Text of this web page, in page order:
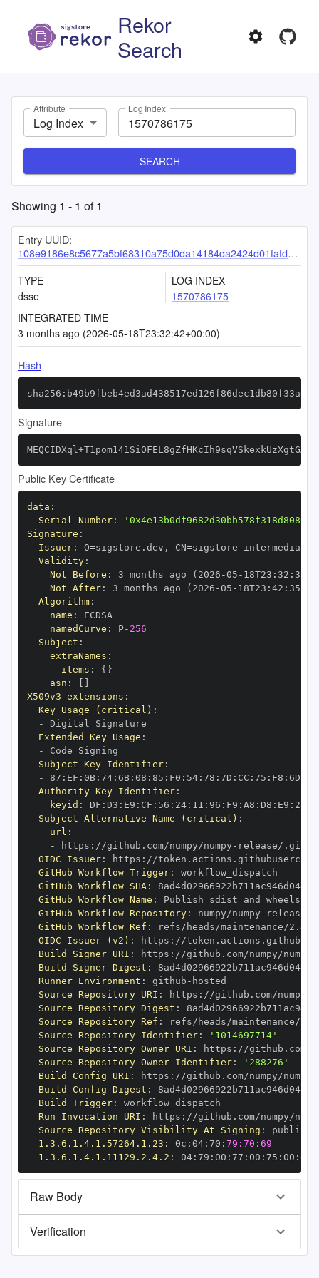
Rekor
Search
Attribute
Log Index
Log Index
SEARCH
Showing 1 - 1 of1
Entry UUID:
108e9186e8c5677a5bf68310a75d0da14184da2424d01fafda6e9b57c2aaa2b76b69d43429b907d8
TYPE
dsse
LOG INDEX
1570786175
INTEGRATED TIME
3 months ago (2026-05-18T23:32:42+00:00)
Hash
Signature
Public Key Certificate
data :
Serial Number:
Signature :
Issuer: O=sigstore.dev , CN=sigstore -
Validity:
Not Before : 3 months ago (2026 -05 - 18T23 : 32 :
Not After: 3 months ago (2026 -05 - 18T23 : 42 : 35+00
Algorithm:
name :
namedCurve : P- 256
Subject :
extraNames :
items : { }
asn :
X509v3 extensions :
Key Usage (critical) :
-
Extended Key Usage :
-
Subject Key Identifier:
-
87 : EF : 0B: 74: 6B: 08 : 85 : F0 : 54: 78 : 7D : CC : 75 : F8 : 6D
Authority Key Identifier:
keyid : DF : D3 : E9 : CF : 56 : 24: 11 : 96 : F9 : A8 : D8 : E9 : 28
Subject Alternative Name (critical) :
url :
-
https : //github.com/numpy/numpy -
OIDC Issuer: https :
GitHub Workflow Trigger:
GitHub Workflow SHA:
GitHub Workflow Name :
GitHub Workflow Repository: numpy/numpy -
GitHub Workflow Ref :
OIDC Issuer (v2) : https :
Build Signer URI : https : //github.com/numpy/numpy
Build Signer Digest :
Runner Environment : github -
Source Repository URI : https : //github.com/numpy/
Source Repository Digest :
Source Repository Ref :
Source Repository Identifier:
'1014697714'
Source Repository Owner URI : https :
Source Repository Owner Identifier:
'288276'
Build Config URI : https : //github.com/numpy/numpy
Build Config Digest :
Build Trigger:
Run Invocation URI : https : //github.com/numpy/
Source Repository Visibility At Signing :
1.3.6.1.4.1.57264.1.23 : 0c : 04: 70 : 79:70:69
1.3.6.1.4.1.11129.2.4.2 : 04: 79 : 00 : 77 : 00 : 75 : 00 : dd
Raw Body
Verification